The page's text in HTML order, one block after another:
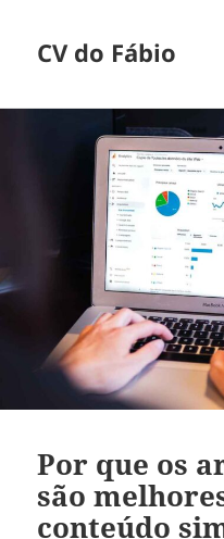
CV do Fábio
Por que os
são
conteúdo